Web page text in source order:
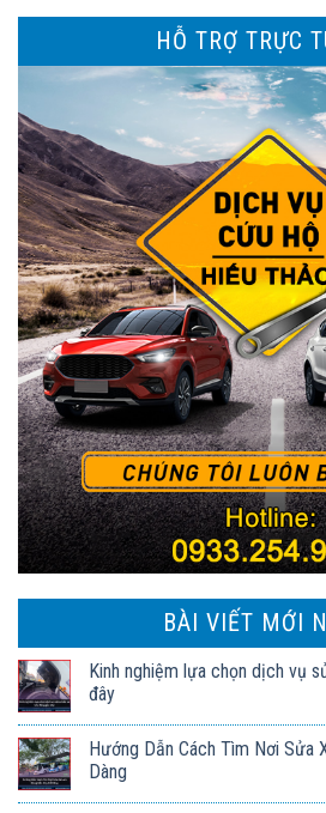
HỖ TRỢ TRỰC
BÀI VIẾT MỚI
Kinh nghiệm lựa chọn dịch vụ
đây
Hướng Dẫn Cách Tìm Nơi Sửa
Dàng